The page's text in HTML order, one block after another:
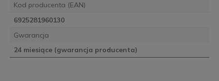
Kod producenta (EAN)
6925281960130
Gwarancja
24 miesiące (gwarancja producenta)